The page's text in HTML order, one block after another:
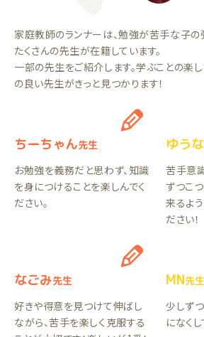
家庭教師のランナーは、勉強が苦手な子の
たくさんの先生が在籍しています。
一部の先生をご紹介します。学ぶことの楽
の良い先生がきっと見つかります！
ちーちゃん先生
お勉強を義務だと思わず、知識
を身につけることを楽しんでく
ださい。
ゆうな
苦手意
ずつこ
来るよ
ださい！
なごみ先生
好きや得意を見つけて伸ばし
ながら、苦手を楽しく克服する
MN先生
少しず
になくし